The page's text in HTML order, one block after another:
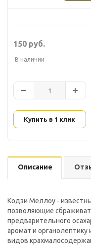
150 руб.
В наличии
Купить в 1 клик
Описание
Кодзи Меллоу -
позволяющие
предварительного
аромат и
видов